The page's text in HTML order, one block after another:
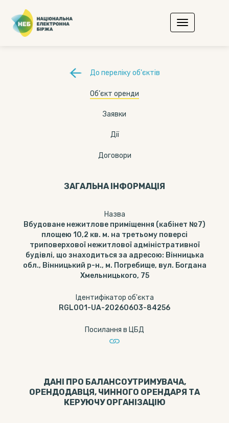
До переліку об'єктів
Об’єкт оренди
Заявки
Дії
Договори
ЗАГАЛЬНА ІНФОРМАЦІЯ
Назва
Вбудоване нежитлове приміщення (кабінет №7)
площею 10,2 кв. м. на третьому поверсі
триповерхової нежитлової адміністративної
будівлі, що знаходиться за адресою: Вінницька
обл., Вінницький р-н., м. Погребище, вул. Богдана
Хмельницького, 75
Ідентифікатор об'єкта
RGL001-UA-20260603-84256
Посилання в ЦБД
ДАНІ ПРО БАЛАНСОУТРИМУВАЧА,
ОРЕНДОДАВЦЯ, ЧИННОГО ОРЕНДАРЯ ТА
КЕРУЮЧУ ОРГАНІЗАЦІЮ